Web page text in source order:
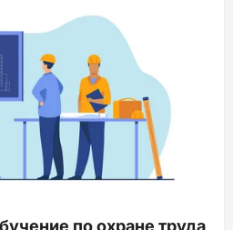
по охране труда